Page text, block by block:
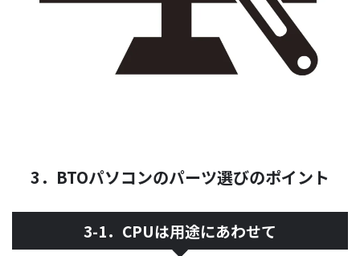
3．BTOパソコンのパーツ選びのポイント
3-1．CPUは用途にあわせて